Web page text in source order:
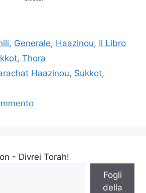
, Generale, Haazinou, Il Libro
, Thora
Haazinou, Sukkot,
- Divrei Torah!
Fogli
della